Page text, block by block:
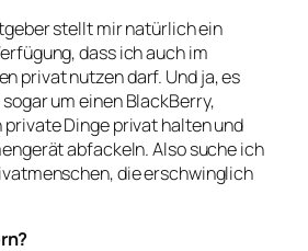
stellt mir natürlich ein
dass ich auch im
privat nutzen darf. Und ja, es
um einen BlackBerry,
Dinge privat halten und
abfackeln. Also suche ich
die erschwinglich